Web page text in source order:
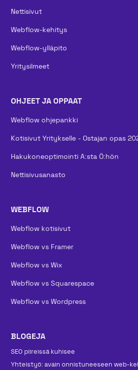
Nettisivut
Webflow-kehitys
Webflow-ylläpito
Yritysilmeet
OHJEET JA OPPAAT
Webflow ohjepankki
Kotisivut Yritykselle - Ostajan opas
Hakukoneoptimointi A:sta Ö:hön
Nettisivusanasto
WEBFLOW
Webflow kotisivut
Webflow vs Framer
Webflow vs Wix
Webflow vs Squarespace
Webflow vs Wordpress
BLOGEJA
SEO piireissä kuhisee
Yhteistyö: avain onnistuneeseen web-